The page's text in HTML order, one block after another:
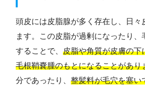
頭皮には皮脂腺が多く存在し、日々
ます。この皮脂が過剰になったり、
することで、 皮脂や角質が皮膚の下
毛根鞘嚢腫のもとになることがあり
分であったり、 整髪料が毛穴を塞い